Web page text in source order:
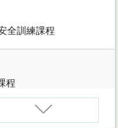
全訓練課程
程